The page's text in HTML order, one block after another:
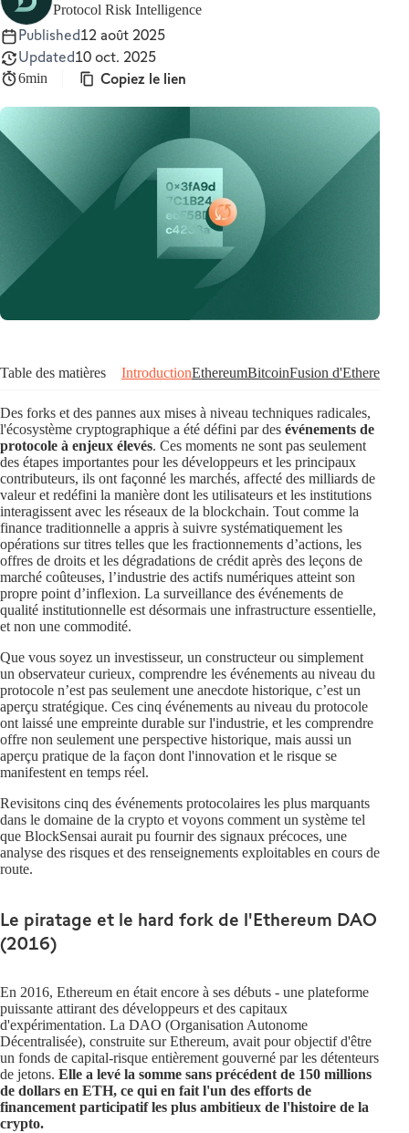
Protocol Risk Intelligence
Published12 août 2025
Updated10 oct. 2025
6min
Copiez le lien
Table des matières IntroductionEthereumBitcoinFusion d'Ethereum
Des forks et des pannes aux mises à niveau techniques radicales,
l'écosystème cryptographique a été défini par des événements de
protocole à enjeux élevés. Ces moments ne sont pas seulement
des étapes importantes pour les développeurs et les principaux
contributeurs, ils ont façonné les marchés, affecté des milliards de
valeur et redéfini la manière dont les utilisateurs et les institutions
interagissent avec les réseaux de la blockchain. Tout comme la
finance traditionnelle a appris à suivre systématiquement les
opérations sur titres telles que les fractionnements d’actions, les
offres de droits et les dégradations de crédit après des leçons de
marché coûteuses, l’industrie des actifs numériques atteint son
propre point d’inflexion. La surveillance des événements de
qualité institutionnelle est désormais une infrastructure essentielle,
et non une commodité.
Que vous soyez un investisseur, un constructeur ou simplement
un observateur curieux, comprendre les événements au niveau du
protocole n’est pas seulement une anecdote historique, c’est un
aperçu stratégique. Ces cinq événements au niveau du protocole
ont laissé une empreinte durable sur l'industrie, et les comprendre
offre non seulement une perspective historique, mais aussi un
aperçu pratique de la façon dont l'innovation et le risque se
manifestent en temps réel.
Revisitons cinq des événements protocolaires les plus marquants
dans le domaine de la crypto et voyons comment un système tel
que BlockSensai aurait pu fournir des signaux précoces, une
analyse des risques et des renseignements exploitables en cours de
route.
Le piratage et le hard fork de l'Ethereum DAO
(2016)
En 2016, Ethereum en était encore à ses débuts - une plateforme
puissante attirant des développeurs et des capitaux
d'expérimentation. La DAO (Organisation Autonome
Décentralisée), construite sur Ethereum, avait pour objectif d'être
un fonds de capital-risque entièrement gouverné par les détenteurs
de jetons. Elle a levé la somme sans précédent de 150 millions
de dollars en ETH, ce qui en fait l'un des efforts de
financement participatif les plus ambitieux de l'histoire de la
crypto.